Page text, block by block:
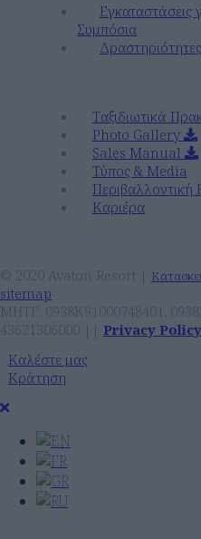
Εγκαταστάσεις
Συμπόσια
Ταξιδιωτικά
Photo Gallery
Sales Manual
Τύπος & Media
Περιβαλλοντική
Καριέρα
© 2020 Avaton Resort |
sitemap
ΜΗΤΕ: 0938Κ91000748401,
43621306000 || Privacy Policy
Καλέστε μας
Κράτηση